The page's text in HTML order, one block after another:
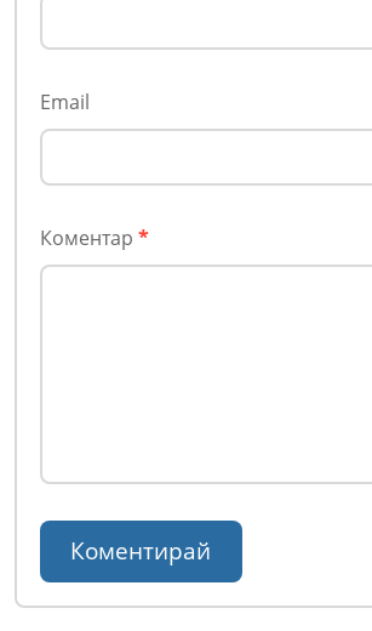
Email
Коментар *